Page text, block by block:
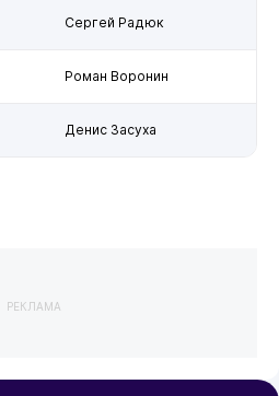
Сергей Радюк
Роман Воронин
Денис Засуха
РЕКЛАМА